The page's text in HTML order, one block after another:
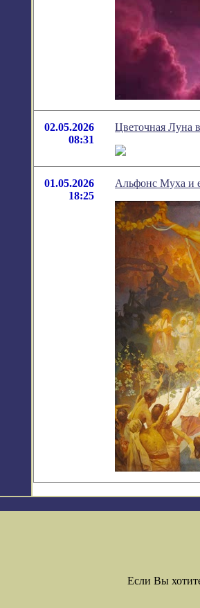
02.05.2026
08:31
Цветочная Луна
01.05.2026
18:25
Альфонс Муха и
Если Вы